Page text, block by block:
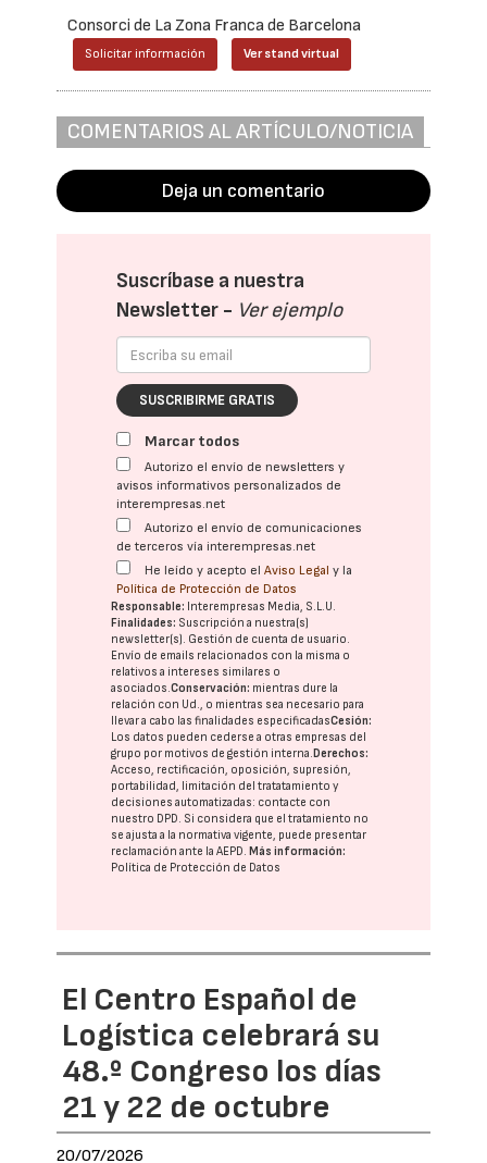
Consorci de La Zona Franca de Barcelona
Solicitar información Ver stand virtual
COMENTARIOS AL ARTÍCULO/NOTICIA
Deja un comentario
Suscríbase a nuestra
Newsletter - Ver ejemplo
SUSCRIBIRME GRATIS
Marcar todos
Autorizo el envío de newsletters y
avisos informativos personalizados de
interempresas.net
Autorizo el envío de comunicaciones
de terceros vía interempresas.net
He leído y acepto elAviso Legal y la
Política de Protección de Datos
Responsable: Interempresas Media, S.L.U.
Finalidades: Suscripción a nuestra(s)
newsletter(s). Gestión de cuenta de usuario.
Envío de emails relacionados con la misma o
relativos a intereses similares o
asociados.Conservación: mientras dure la
relación con Ud., o mientras sea necesario para
llevar a cabo las finalidades especificadasCesión:
Los datos pueden cederse a otras empresas del
grupo por motivos de gestión interna. Derechos:
Acceso, rectificación, oposición, supresión,
portabilidad, limitación del tratatamiento y
decisiones automatizadas: contacte con
nuestro DPD. Si considera que el tratamiento no
se ajusta a la normativa vigente, puede presentar
reclamación ante laAEPD. Más información:
Política de Protección de Datos
El Centro Español de
Logística celebrará su
48.º Congreso los días
21 y 22 de octubre
20/07/2026